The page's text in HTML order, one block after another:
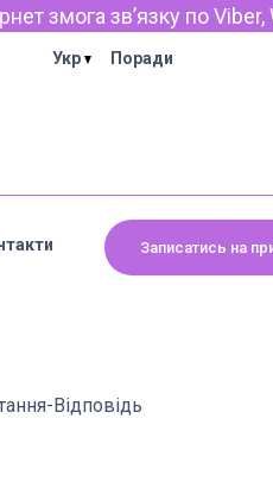
звʼязку по Viber,
Укр Поради
Записатись на
Відповідь